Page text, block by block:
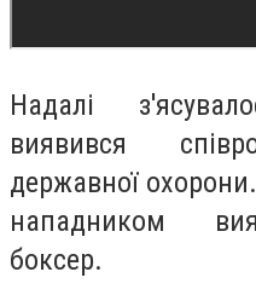
Надалі
виявився
державної
нападником
боксер.